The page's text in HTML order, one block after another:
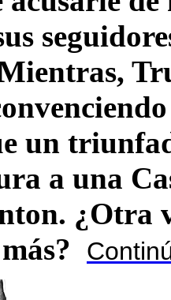
un
a una
¿Otra